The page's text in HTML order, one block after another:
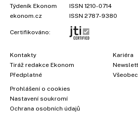
Týdeník Ekonom
ISSN 1210-0714
ekonom.cz
ISSN 2787-9380
Certifikováno:
Kontakty
Tiráž redakce Ekonom
Předplatné
Kariéra
Prohlášení o cookies
Nastavení soukromí
Ochrana osobních údajů